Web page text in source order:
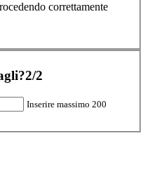
correttamente
2/2
Inserire massimo 200